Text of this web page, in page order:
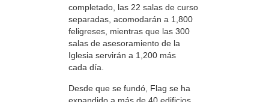
completado, las 22 salas de curso
separadas, acomodarán a 1,800
feligreses, mientras que las 300
salas de asesoramiento de la
Iglesia servirán a 1,200 más
cada día.
Desde que se fundó, Flag se ha
expandido a más de 40 edificios